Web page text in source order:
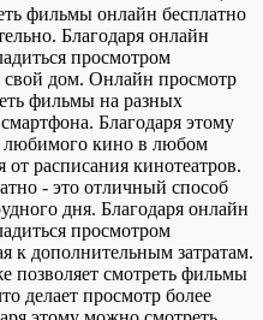
фильмы онлайн бесплатно
Благодаря онлайн
просмотром
свой дом. Онлайн просмотр
фильмы на разных
Благодаря этому
любимого кино в любом
расписания кинотеатров.
- это отличный способ
дня. Благодаря онлайн
просмотром
к дополнительным затратам.
позволяет смотреть фильмы
делает просмотр более